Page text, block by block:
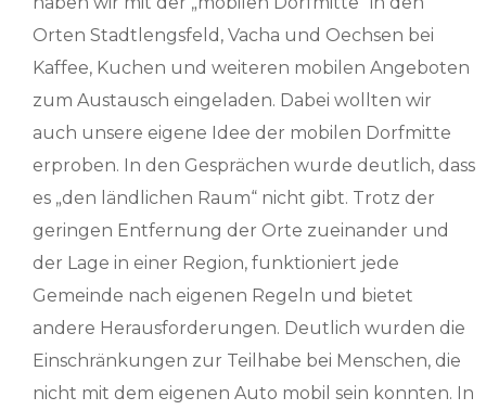
Orten Stadtlengsfeld, Vacha und Oechsen bei
Kaffee, Kuchen und weiteren mobilen Angeboten
zum Austausch eingeladen. Dabei wollten wir
auch unsere eigene Idee der mobilen Dorfmitte
erproben. In den Gesprächen wurde deutlich, dass
es „den ländlichen Raum“ nicht gibt. Trotz der
geringen Entfernung der Orte zueinander und
der Lage in einer Region, funktioniert jede
Gemeinde nach eigenen Regeln und bietet
andere Herausforderungen. Deutlich wurden die
Einschränkungen zur Teilhabe bei Menschen, die
nicht mit dem eigenen Auto mobil sein konnten. In